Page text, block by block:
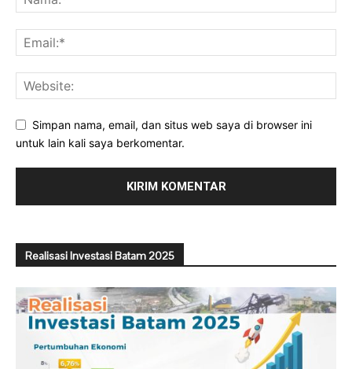
Simpan nama, email, dan situs web saya di browser ini
untuk lain kali saya berkomentar.
Realisasi Investasi Batam 2025